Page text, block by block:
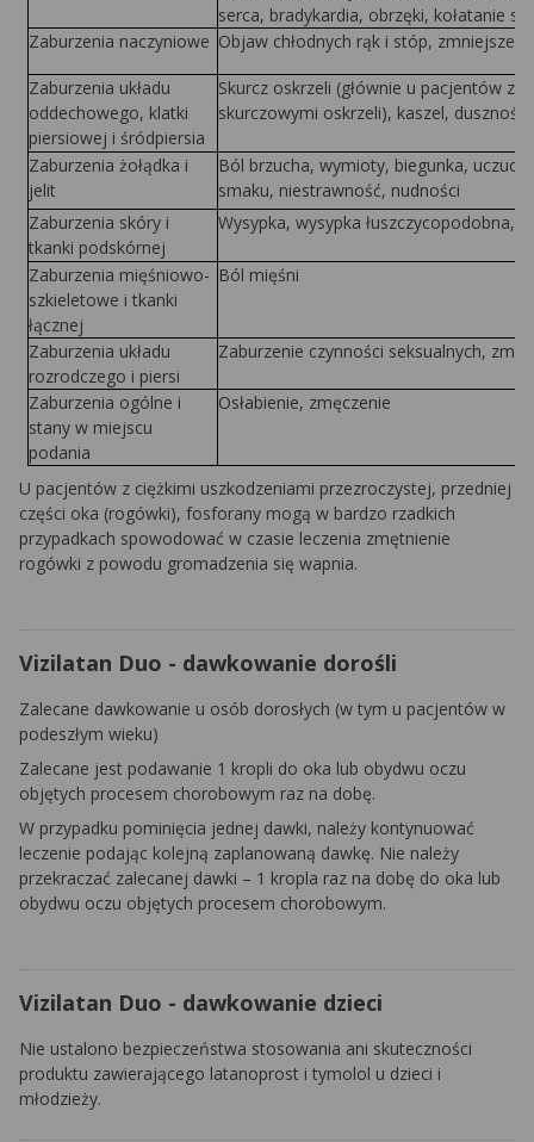
serca, bradykardia, obrzęki, kołatanie
Zaburzenia naczyniowe Objaw chłodnych rąk i stóp,
Zaburzenia układu
oddechowego, klatki
piersiowej i śródpiersia
Skurcz oskrzeli (głównie u pacjentów z
skurczowymi oskrzeli), kaszel, duszność,
Zaburzenia żołądka i
jelit
Ból brzucha, wymioty, biegunka,
smaku, niestrawność, nudności
Zaburzenia skóry i
tkanki podskórnej
Wysypka, wysypka łuszczycopodobna,
Zaburzenia mięśniowo-
szkieletowe i tkanki
łącznej
Ból mięśni
Zaburzenia układu
rozrodczego i piersi
Zaburzenie czynności seksualnych,
Zaburzenia ogólne i
stany w miejscu
podania
Osłabienie, zmęczenie
U pacjentów z ciężkimi uszkodzeniami przezroczystej, przedniej
części oka (rogówki), fosforany mogą w bardzo rzadkich
przypadkach spowodować w czasie leczenia zmętnienie
rogówki z powodu gromadzenia się wapnia.
Vizilatan Duo - dawkowanie dorośli
Zalecane dawkowanie u osób dorosłych (w tym u pacjentów w
podeszłym wieku)
Zalecane jest podawanie 1 kropli do oka lub obydwu oczu
objętych procesem chorobowym raz na dobę.
W przypadku pominięcia jednej dawki, należy kontynuować
leczenie podając kolejną zaplanowaną dawkę. Nie należy
przekraczać zalecanej dawki – 1 kropla raz na dobę do oka lub
obydwu oczu objętych procesem chorobowym.
Vizilatan Duo - dawkowanie dzieci
Nie ustalono bezpieczeństwa stosowania ani skuteczności
produktu zawierającego latanoprost i tymolol u dzieci i
młodzieży.